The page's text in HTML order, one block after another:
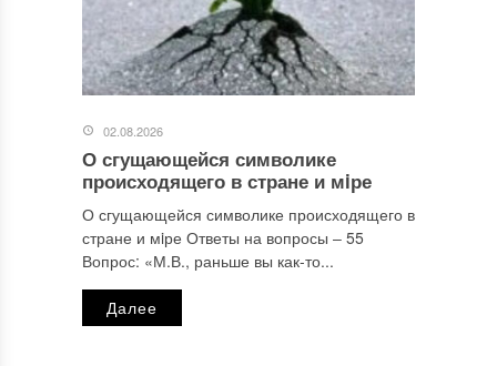
02.08.2026
О сгущающейся символике
происходящего в стране и мiре
О сгущающейся символике происходящего в
стране и мiре Ответы на вопросы ‒ 55
Вопрос: «М.В., раньше вы как-то...
Далее